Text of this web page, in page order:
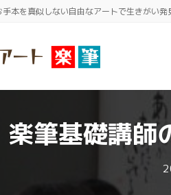
本を真似しない自由なアートで生きがい発
楽筆基礎講師